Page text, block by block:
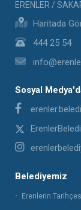
ERENLER /
Haritada
444 25 54
Sosyal
Belediyemiz
Erenlerin